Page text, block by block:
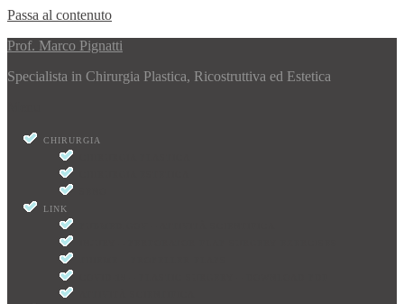
Passa al contenuto
Prof. Marco Pignatti
Specialista in Chirurgia Plastica, Ricostruttiva ed Estetica
CHIRURGIA
LINK